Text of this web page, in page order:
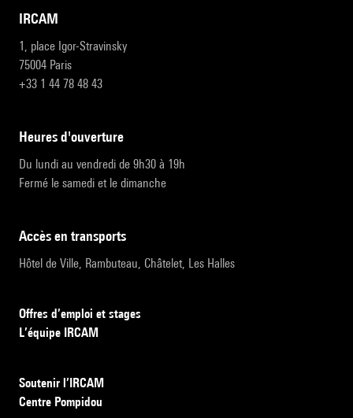
IRCAM
1, place Igor-Stravinsky
75004 Paris
+33 1 44 78 48 43
heures d'ouverture
Du lundi au vendredi de 9h30 à 19h
Fermé le samedi et le dimanche
accès en transports
Hôtel de Ville, Rambuteau, Châtelet, Les Halles
Offres d’emploi et stages
L’équipe IRCAM
Soutenir l’IRCAM
Centre Pompidou